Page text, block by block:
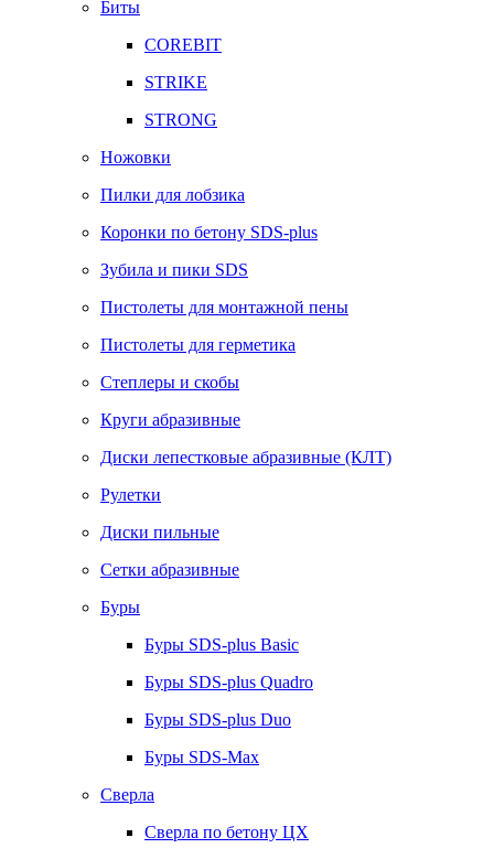
Биты
COREBIT
STRIKE
STRONG
Ножовки
Пилки для лобзика
Коронки по бетону SDS-plus
Зубила и пики SDS
Пистолеты для монтажной пены
Пистолеты для герметика
Степлеры и скобы
Круги абразивные
Диски лепестковые абразивные (КЛТ)
Рулетки
Диски пильные
Сетки абразивные
Буры
Буры SDS-plus Basic
Буры SDS-plus Quadro
Буры SDS-plus Duo
Буры SDS-Max
Сверла
Сверла по бетону ЦХ